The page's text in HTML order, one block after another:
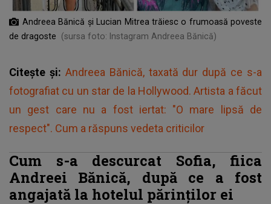
Andreea Bănică și Lucian Mitrea trăiesc o frumoasă poveste
de dragoste
(sursa foto: Instagram Andreea Bănică)
Citește și: Andreea Bănică, taxată dur după ce s-a
fotografiat cu un star de la Hollywood. Artista a făcut
un gest care nu a fost iertat: "O mare lipsă de
respect". Cum a răspuns vedeta criticilor
Cum s-a descurcat Sofia, fiica
Andreei Bănică, după ce a fost
angajată la hotelul părinților ei